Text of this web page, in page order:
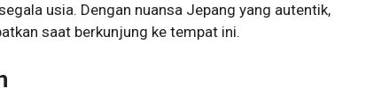
usia. Dengan nuansa Jepang yang autentik,
saat berkunjung ke tempat ini.